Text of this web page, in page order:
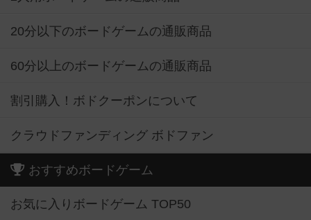
20分以下のボードゲームの通販商品
60分以上のボードゲームの通販商品
割引購入！ボドクーポンについて
クラウドファンディング ボドファン
おすすめボードゲーム
お気に入りボードゲーム TOP50